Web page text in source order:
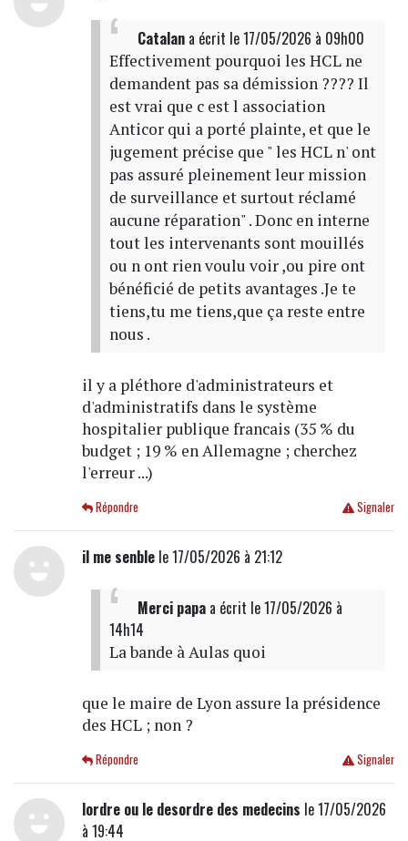
Catalana écrit le 17/05/2026 à 09h00
Effectivement pourquoi les HCL ne
demandent pas sa démission ???? Il
est vrai que c est l association
Anticor qui a porté plainte, et que le
jugement précise que " les HCL n' ont
pas assuré pleinement leur mission
de surveillance et surtout réclamé
aucune réparation" . Donc en interne
tout les intervenants sont mouillés
ou n ont rien voulu voir ,ou pire ont
bénéficié de petits avantages .Je te
tiens,tu me tiens,que ça reste entre
nous .
il y a pléthore d'administrateurs et
d'administratifs dans le système
hospitalier publique francais (35 % du
budget ; 19 % en Allemagne ; cherchez
l'erreur ...)
Signaler
Répondre
il me senblele 17/05/2026 à 21:12
Merci papaa écrit le 17/05/2026 à
14h14
La bande à Aulas quoi
que le maire de Lyon assure la présidence
des HCL ; non ?
Signaler
Répondre
lordre ou le desordre des medecins le 17/05/2026
à 19:44